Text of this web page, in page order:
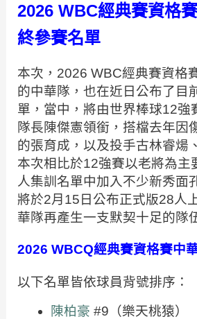
2026 WBC經典賽資格
終參賽名單
本次，2026 WBC經典賽資格
的中華隊，也在近日公布了目
單，當中，將由世界棒球12強
隊長陳傑憲領銜，搭檔去年因
的張育成，以及投手古林睿煬
本次相比於12強賽以老將為主
人集訓名單中加入不少新秀面
將於2月15日公布正式版28人
華隊再產生一支默契十足的隊
2026 WBCQ經典賽資格賽中
以下名單皆依球員背號排序：
陳柏豪 #9（樂天桃猿）